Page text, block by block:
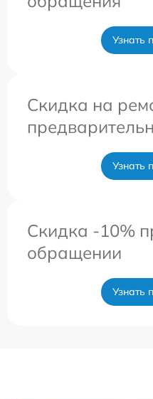
Узнать
Скидка на
Узнать
Скидка -10%
обращении
Узнать